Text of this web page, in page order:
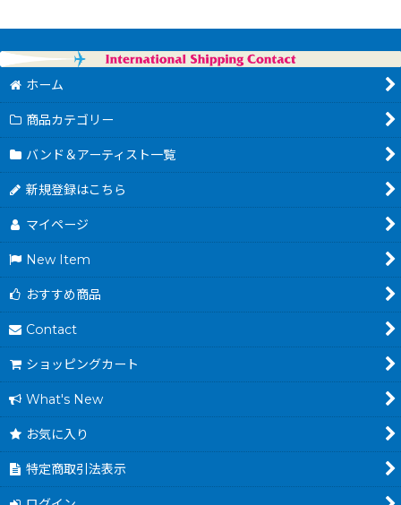
ホーム
商品カテゴリー
バンド＆アーティスト一覧
新規登録はこちら
マイページ
New Item
おすすめ商品
Contact
ショッピングカート
What's New
お気に入り
特定商取引法表示